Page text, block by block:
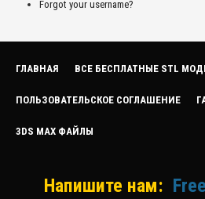
Forgot your username?
ГЛАВНАЯ ВСЕ БЕСПЛАТНЫЕ STL
ПОЛЬЗОВАТЕЛЬСКОЕ СОГЛАШЕНИЕ
3DS MAX ФАЙЛЫ
Напишите нам: